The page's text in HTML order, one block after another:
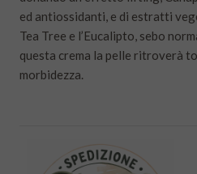
ed antiossidanti, e di estratti
Tea Tree e l’Eucalipto, sebo
questa crema la pelle ritroverà
morbidezza.